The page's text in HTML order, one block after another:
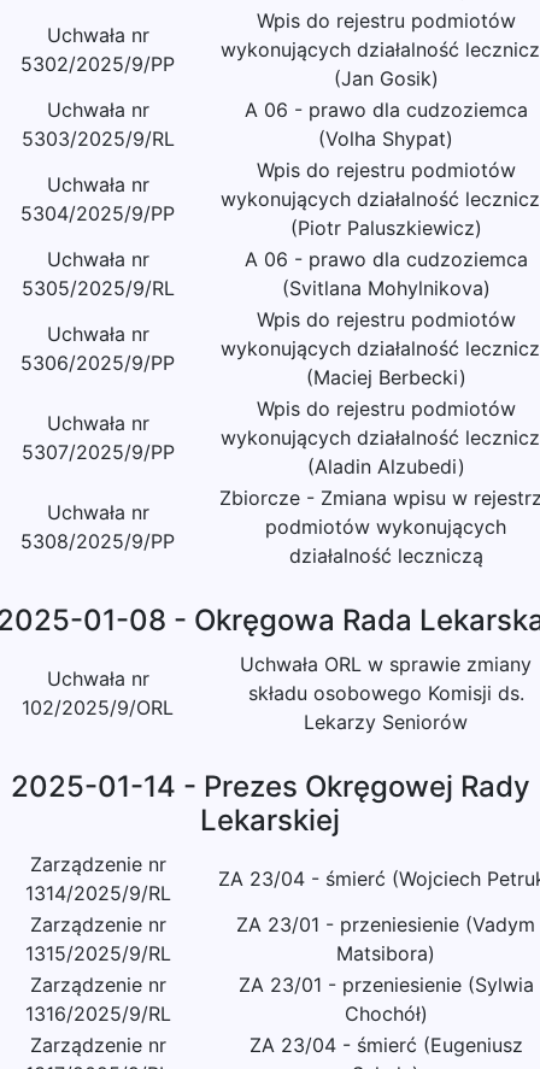
Uchwała nr
5302/2025/9/PP
Wpis do rejestru podmiotów
wykonujących działalność
(Jan Gosik)
Uchwała nr
5303/2025/9/RL
A 06 - prawo dla cudzoziemca
(Volha Shypat)
Uchwała nr
5304/2025/9/PP
Wpis do rejestru podmiotów
wykonujących działalność
(Piotr Paluszkiewicz)
Uchwała nr
5305/2025/9/RL
A 06 - prawo dla cudzoziemca
(Svitlana Mohylnikova)
Uchwała nr
5306/2025/9/PP
Wpis do rejestru podmiotów
wykonujących działalność
(Maciej Berbecki)
Uchwała nr
5307/2025/9/PP
Wpis do rejestru podmiotów
wykonujących działalność
(Aladin Alzubedi)
Uchwała nr
5308/2025/9/PP
Zbiorcze - Zmiana wpisu w
podmiotów wykonujących
działalność leczniczą
01-08 - Okręgowa Rada
Uchwała nr
102/2025/9/ORL
Uchwała ORL w sprawie zmiany
składu osobowego Komisji ds.
Lekarzy Seniorów
2025-01-14 - Prezes Okręgowej Rady
Lekarskiej
Zarządzenie nr
1314/2025/9/RL
ZA 23/04 - śmierć (Wojciech
Zarządzenie nr
1315/2025/9/RL
ZA 23/01 - przeniesienie (Vadym
Matsibora)
Zarządzenie nr
1316/2025/9/RL
ZA 23/01 - przeniesienie (Sylwia
Chochół)
Zarządzenie nr
ZA 23/04 - śmierć (Eugeniusz